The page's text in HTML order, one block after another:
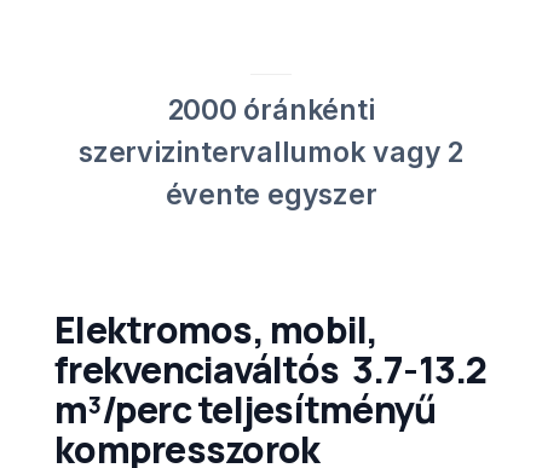
2000 óránkénti
szervizintervallumok vagy 2
évente egyszer
Elektromos, mobil,
frekvenciaváltós 3.7-13.2
m³/perc teljesítményű
kompresszorok